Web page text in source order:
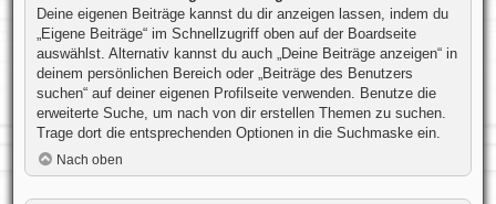
Deine eigenen Beiträge kannst du dir anzeigen lassen, indem du
„Eigene Beiträge“ im Schnellzugriff oben auf der Boardseite
auswählst. Alternativ kannst du auch „Deine Beiträge anzeigen“ in
deinem persönlichen Bereich oder „Beiträge des Benutzers
suchen“ auf deiner eigenen Profilseite verwenden. Benutze die
erweiterte Suche, um nach von dir erstellen Themen zu suchen.
Trage dort die entsprechenden Optionen in die Suchmaske ein.
Nach oben